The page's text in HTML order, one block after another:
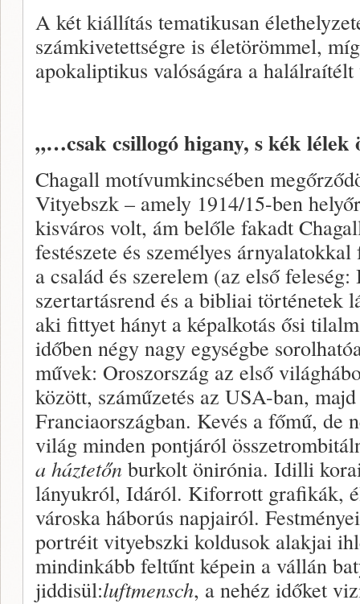
A két kiállítás tematikusan
számkivetettségre is életörömmel,
apokaliptikus valóságára a
„…csak csillogó higany, s kék lélek
Chagall motívumkincsében
Vityebszk – amely 1914/15-ben
kisváros volt, ám belőle fakadt
festészete és személyes
a család és szerelem (az első
szertartásrend és a bibliai történetek
aki fittyet hányt a képalkotás ősi
időben négy nagy egységbe
művek: Oroszország az első
között, száműzetés az USA-ban,
Franciaországban. Kevés a főmű, de
világ minden pontjáról
a háztetőn burkolt önirónia. Idilli
lányukról, Idáról. Kiforrott grafikák,
városka háborús napjairól.
portréit vityebszki koldusok alakjai
mindinkább feltűnt képein a vállán
jiddisül:luftmensch, a nehéz időket